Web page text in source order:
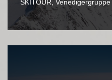
SKITOUR, Venedigergruppe